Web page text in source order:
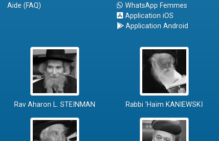
Aide (FAQ)
WhatsApp Femmes
Application iOS
Application Android
Rav Aharon L. STEINMAN Rabbi 'Haïm KANIEWSKI